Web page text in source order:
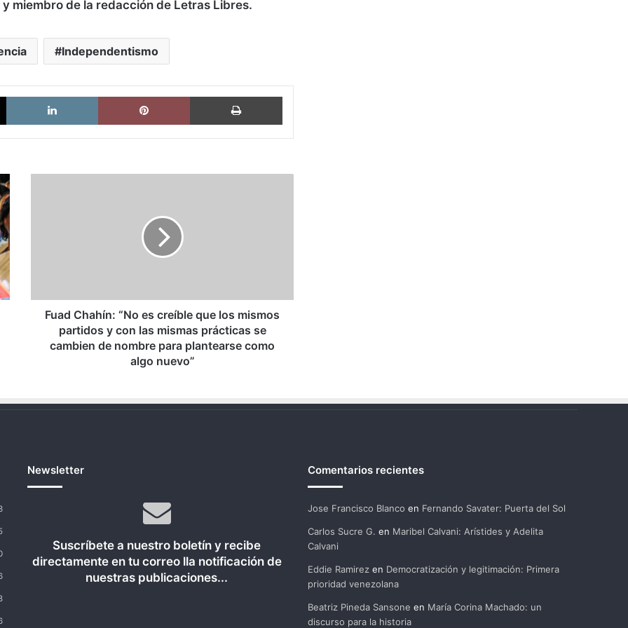
miembro de la redacción de Letras Libres.
Independentismo
X LinkedIn Pinterest Imprimir
partidos
como
algo
Fuad Chahín: “No es creíble que los mismos
partidos y con las mismas prácticas se
cambien de nombre para plantearse como
algo nuevo”
Newsletter
Suscríbete a nuestro boletín y recibe
directamente en tu correo lla notificación de
nuestras publicaciones...
Comentarios recientes
Jose Francisco Blanco en Fernando Savater: Puerta del Sol
Carlos Sucre G. en Maribel Calvani: Arístides y Adelita
Calvani
Eddie Ramirezen Democratización y legitimación: Primera
prioridad venezolana
Beatriz Pineda Sansone en María Corina Machado: un
discurso para la historia